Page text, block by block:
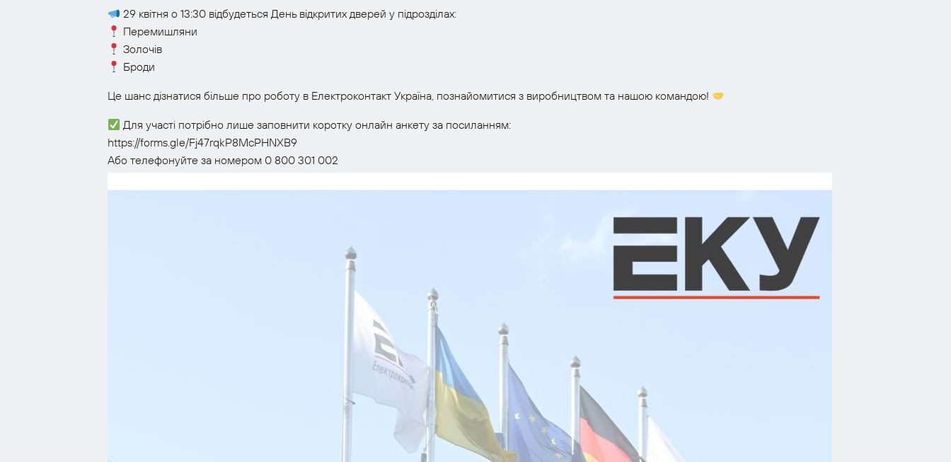
29 квітня о 13:30 відбудеться День відкритих дверей у підрозділах:
Перемишляни
Золочів
Броди
Це шанс дізнатися більше про роботу в Електроконтакт Україна, познайомитися з виробництвом та нашою командою!
Для участі потрібно лише заповнити коротку онлайн анкету за посиланням:
https://forms.gle/Fj47rqkP8McPHNXB9
Або телефонуйте за номером 0 800 301 002